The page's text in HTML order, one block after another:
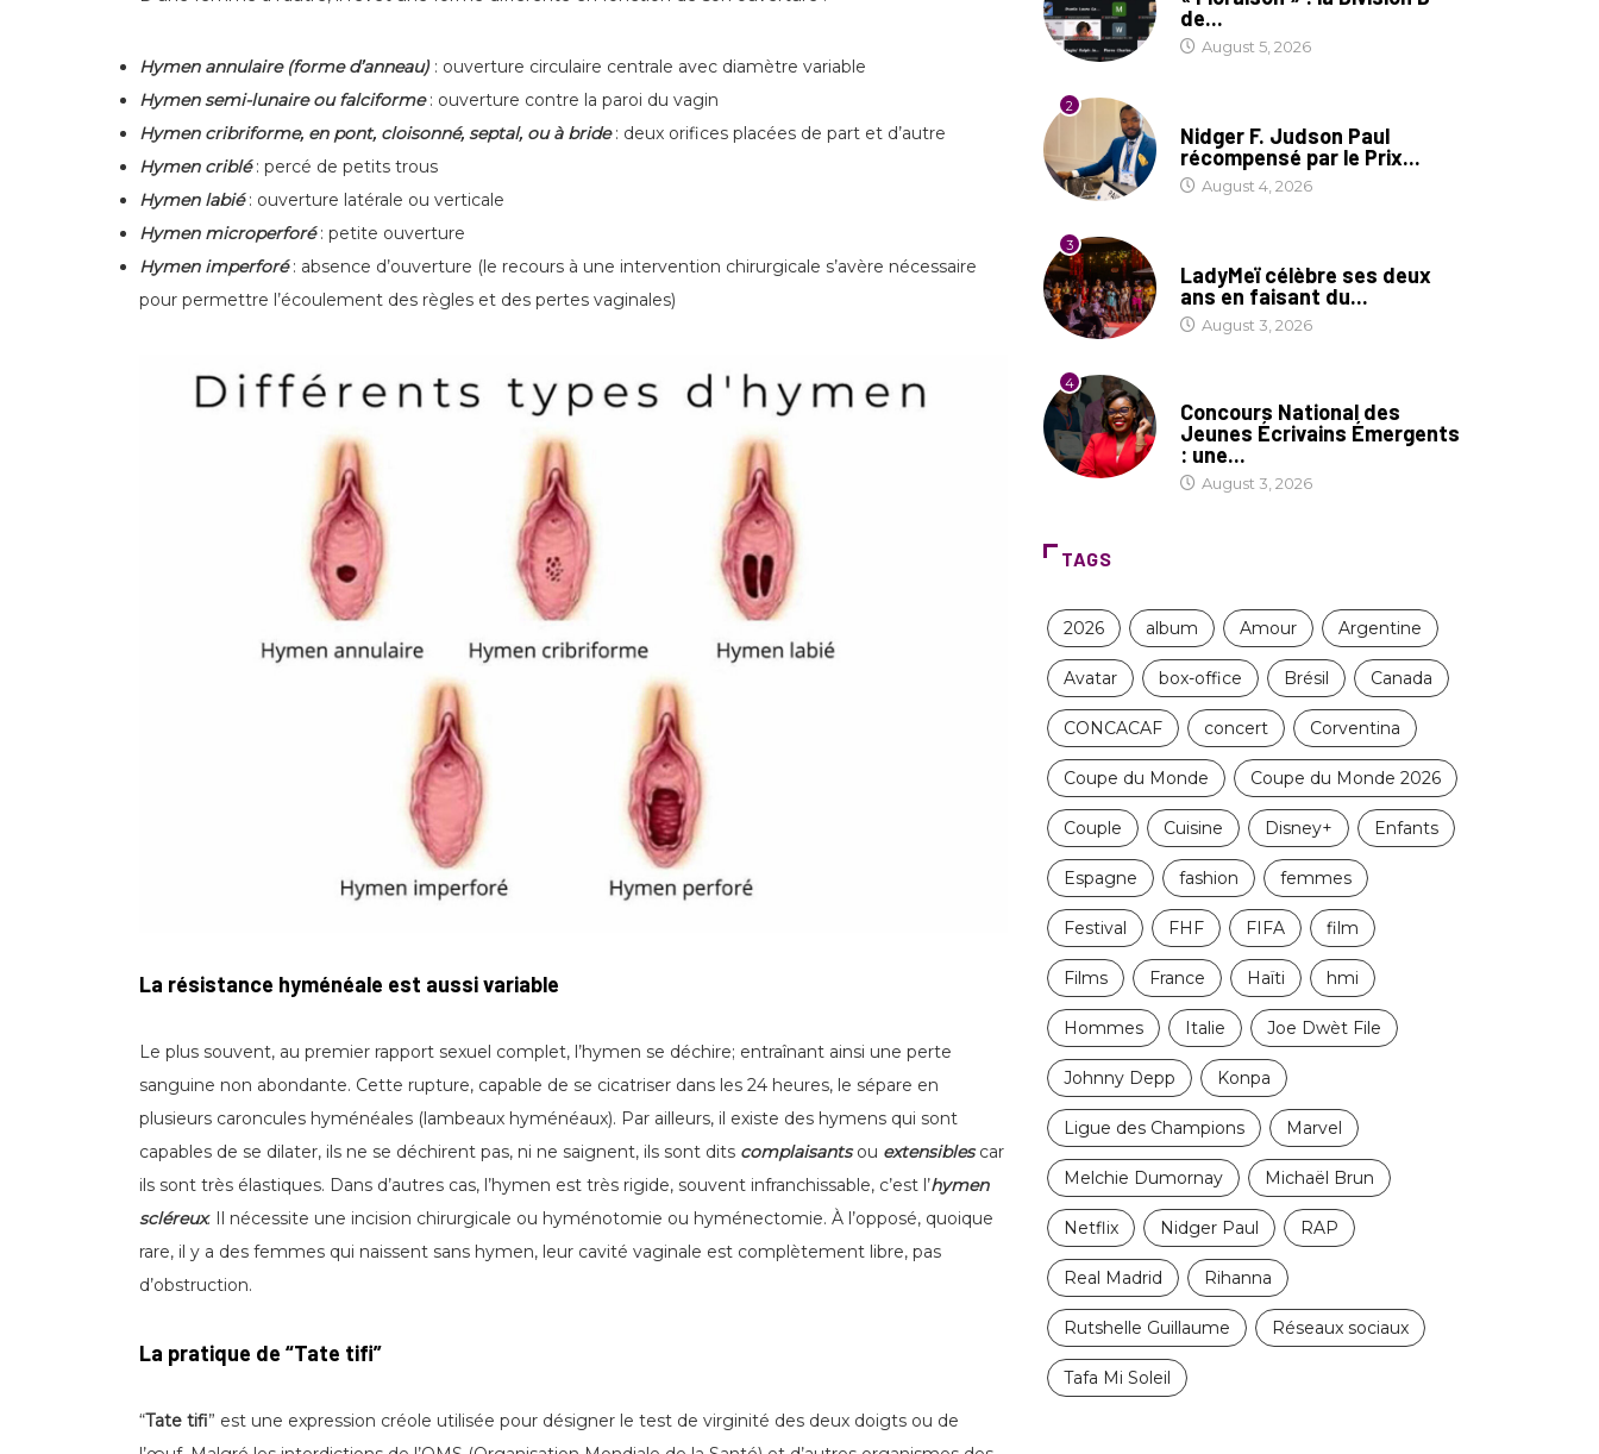
Hymen annulaire (forme d’anneau): ouverture circulaire centrale avec diamètre variable
Hymen semi-lunaire ou falciforme: ouverture contre la paroi du vagin
Hymen cribriforme, en pont, cloisonné, septal, ou à bride: deux orifices placées de part et d’autre
Hymen criblé: percé de petits trous
Hymen labié : ouverture latérale ou verticale
Hymen microperforé : petite ouverture
Hymen imperforé: absence d’ouverture (le recours à une intervention chirurgicale s’avère nécessaire
pour permettre l’écoulement des règles et des pertes vaginales)
La résistance hyménéale est aussi variable
Le plus souvent, au premier rapport sexuel complet, l’hymen se déchire; entraînant ainsi une perte
sanguine non abondante. Cette rupture, capable de se cicatriser dans les 24 heures, le sépare en
plusieurs caroncules hyménéales (lambeaux hyménéaux). Par ailleurs, il existe des hymens qui sont
capables de se dilater, ils ne se déchirent pas, ni ne saignent, ils sont dits complaisantsou extensiblescar
ils sont très élastiques. Dans d’autres cas, l’hymen est très rigide, souvent infranchissable, c’est l’hymen
scléreux. Il nécessite une incision chirurgicale ou hyménotomie ou hyménectomie. À l’opposé, quoique
rare, il y a des femmes qui naissent sans hymen, leur cavité vaginale est complètement libre, pas
d’obstruction.
La pratique de “Tate tifi”
“Tate tifi” est une expression créole utilisée pour désigner le test de virginité des deux doigts ou de
de...
August 5, 2026
2
Nidger F. Judson Paul
récompensé par le Prix...
August 4, 2026
3
LadyMeï célèbre ses deux
ans en faisant du...
August 3, 2026
4
Concours National des
Jeunes Écrivains Émergents
: une...
August 3, 2026
TAGS
2026 album Amour Argentine
Avatar box-office Brésil Canada
CONCACAF concert Corventina
Coupe du Monde Coupe du Monde 2026
Couple Cuisine Disney+ Enfants
Espagne fashion femmes
Festival FHF FIFA film
Films France Haïti hmi
Hommes Italie Joe Dwèt File
Johnny Depp Konpa
Ligue des Champions Marvel
Melchie Dumornay Michaël Brun
Netflix Nidger Paul RAP
Real Madrid Rihanna
Rutshelle Guillaume Réseaux sociaux
Tafa Mi Soleil